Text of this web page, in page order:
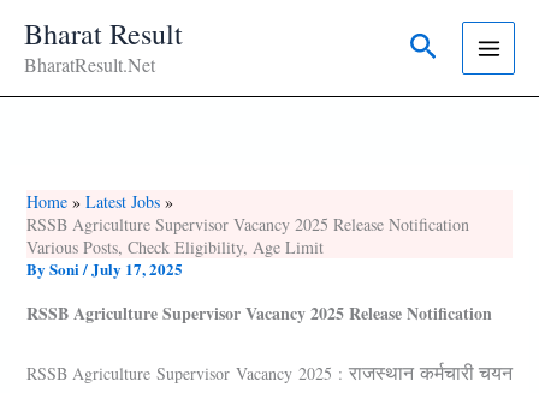
Bharat Result
BharatResult.Net Search
Home
Latest Jobs
RSSB Agriculture Supervisor Vacancy 2025 Release Notification
Various Posts, Check Eligibility, Age Limit
By Soni/July 17, 2025
RSSB Agriculture Supervisor Vacancy 2025 Release Notification
RSSB Agriculture Supervisor Vacancy 2025 : राजस्थान कर्मचारी चयन